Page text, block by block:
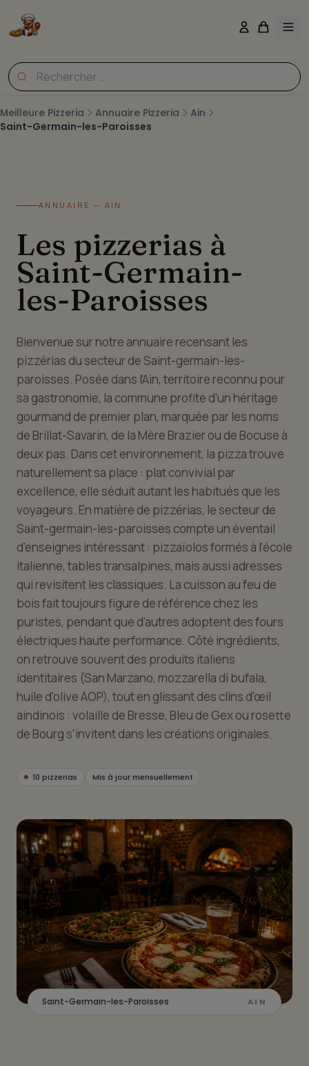
Meilleure Pizzeria Annuaire Pizzeria
Ain
Saint-Germain-les-Paroisses
ANNUAIRE — AIN
Les pizzerias à
Saint-Germain-
les-Paroisses
Bienvenue sur notre annuaire recensant les
pizzérias du secteur de Saint-germain-les-
paroisses. Posée dans l'Ain, territoire reconnu pour
sa gastronomie, la commune profite d'un héritage
gourmand de premier plan, marquée par les noms
de Brillat-Savarin, de la Mère Brazier ou de Bocuse à
deux pas. Dans cet environnement, la pizza trouve
naturellement sa place : plat convivial par
excellence, elle séduit autant les habitués que les
voyageurs. En matière de pizzérias, le secteur de
Saint-germain-les-paroisses compte un éventail
d'enseignes intéressant : pizzaïolos formés à l'école
italienne, tables transalpines, mais aussi adresses
qui revisitent les classiques. La cuisson au feu de
bois fait toujours figure de référence chez les
puristes, pendant que d'autres adoptent des fours
électriques haute performance. Côté ingrédients,
on retrouve souvent des produits italiens
identitaires (San Marzano, mozzarella di bufala,
huile d'olive AOP), tout en glissant des clins d'œil
aindinois : volaille de Bresse, Bleu de Gex ou rosette
de Bourg s'invitent dans les créations originales.
10 pizzerias Mis à jour mensuellement
Saint-Germain-les-Paroisses AIN